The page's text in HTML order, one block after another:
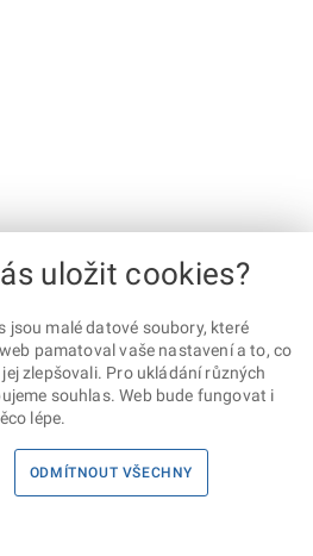
uložit cookies?
jsou malé datové soubory, které
pamatoval vaše nastavení a to, co
zlepšovali. Pro ukládání různých
souhlas. Web bude fungovat i
lépe.
ODMÍTNOUT VŠECHNY